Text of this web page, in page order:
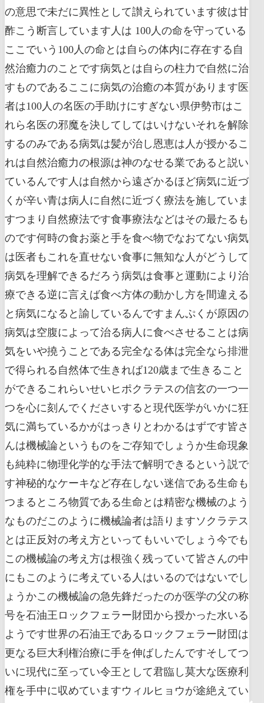
の意思で未だに異性として讃えられています彼は甘
酢こう断言しています人は 100人の命を守っている
ここでいう100人の命とは自らの体内に存在する自
然治癒力のことです病気とは自らの柱力で自然に治
すものであるここに病気の治癒の本質があります医
者は100人の名医の手助けにすぎない県伊勢市はこ
れら名医の邪魔を決してしてはいけないそれを解除
するのみである病気は髪が治し恩恵は人が授かるこ
れは自然治癒力の根源は神のなせる業であると説い
ているんです人は自然から遠ざかるほど病気に近づ
くが辛い青は病人に自然に近づく療法を施していま
すつまり自然療法です食事療法などはその最たるも
のです何時の食お薬と手を食べ物でなおてない病気
は医者もこれを直せない食事に無知な人がどうして
病気を理解できるだろう病気は食事と運動により治
療できる逆に言えば食べ方体の動かし方を間違える
と病気になると諭しているんですまんぷくが原因の
病気は空腹によって治る病人に食べさせることは病
気をいや撓うことである完全なる体は完全なら排泄
で得られる自然体で生きれば120歳まで生きること
ができるこれらいせいヒポクラテスの信玄の一つ一
つを心に刻んでくださいすると現代医学がいかに狂
気に満ちているかがはっきりとわかるはずです皆さ
んは機械論というものをご存知でしょうか生命現象
も純粋に物理化学的な手法で解明できるという説で
す神秘的なケーキなど存在しない迷信である生命も
つまるところ物質である生命とは精密な機械のよう
なものだこのように機械論者は語りますソクラテス
とは正反対の考え方といってもいいでしょう今でも
この機械論の考え方は根強く残っていて皆さんの中
にもこのように考えている人はいるのではないでし
ょうかこの機械論の急先鋒だったのが医学の父の称
号を石油王ロックフェラー財団から授かった水いる
ようです世界の石油王であるロックフェラー財団は
更なる巨大利権治療に手を伸ばしたんですそしてつ
いに現代に至ってい令王として君臨し莫大な医療利
権を手中に収めていますウィルヒョウが途絶えてい